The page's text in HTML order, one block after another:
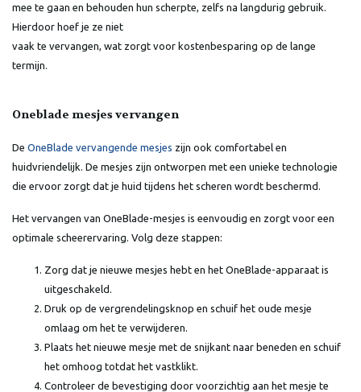
mee te gaan en behouden hun scherpte, zelfs na langdurig gebruik.
Hierdoor hoef je ze niet
vaak te vervangen, wat zorgt voor kostenbesparing op de lange
termijn.
Oneblade mesjes vervangen
De OneBlade vervangende mesjes zijn ook comfortabel en
huidvriendelijk. De mesjes zijn ontworpen met een unieke technologie
die ervoor zorgt dat je huid tijdens het scheren wordt beschermd.
Het vervangen van OneBlade-mesjes is eenvoudig en zorgt voor een
optimale scheerervaring. Volg deze stappen:
Zorg dat je nieuwe mesjes hebt en het OneBlade-apparaat is
uitgeschakeld.
Druk op de vergrendelingsknop en schuif het oude mesje
omlaag om het te verwijderen.
Plaats het nieuwe mesje met de snijkant naar beneden en schuif
het omhoog totdat het vastklikt.
Controleer de bevestiging door voorzichtig aan het mesje te